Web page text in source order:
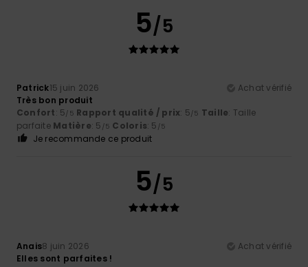
5/5
Patrick15 juin 2026
Achat vérifié
Très bon produit
Confort: 5/5 Rapport qualité / prix: 5/5 Taille: Taille
parfaite Matière: 5 /5 Coloris: 5 /5
Je recommande ce produit
5/5
Anais8 juin 2026
Achat vérifié
Elles sont parfaites !